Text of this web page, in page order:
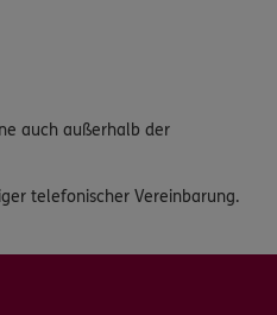
auch außerhalb der
telefonischer Vereinbarung.